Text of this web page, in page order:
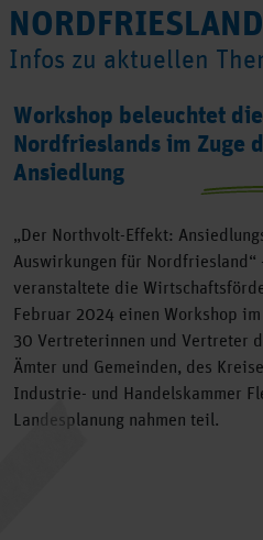
Infos zu aktuellen
Workshop beleuchtet
Nordfrieslands im Zuge
Ansiedlung
„Der Northvolt-Effekt:
Auswirkungen für
veranstaltete die
Februar 2024 einen Workshop
30 Vertreterinnen und Vertreter
Ämter und Gemeinden, des
Industrie- und Handelskammer
Landesplanung nahmen teil.